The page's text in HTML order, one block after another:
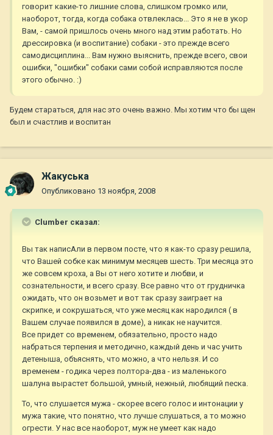
говорит какие-то лишние слова, слишком громко или,
наоборот, тогда, когда собака отвлеклась... Это я не в укор
Вам, - самой пришлось очень много над этим работать. Но
дрессировка (и воспитание) собаки - это прежде всего
самодисциплина... Вам нужно выяснить, прежде всего, свои
ошибки, "ошибки" собаки сами собой исправляются после
этого обычно. :)
Будем стараться, для нас это очень важно. Мы хотим что бы щен
был и счастлив и воспитан
Жакуська
Опубликовано 13 ноября, 2008
Clumber сказал:
Вы так написАли в первом посте, что я как-то сразу решила,
что Вашей собке как минимум месяцев шесть. Три месяца это
же совсем кроха, а Вы от него хотите и любви, и
сознательности, и всего сразу. Все равно что от грудничка
ожидать, что он возьмет и вот так сразу заиграет на
скрипке, и сокрушаться, что уже месяц как народился ( в
Вашем случае появился в доме), а никак не научится.
Все придет со временем, обязательно, просто надо
набраться терпения и методично, каждый день и час учить
детеныша, объяснять, что можно, а что нельзя. И со
временем - годика через полтора-два - из маленького
шалуна вырастет большой, умный, нежный, любящий песка.
То, что слушается мужа - скорее всего голос и интонации у
мужа такие, что понятно, что лучше слушаться, а то можно
огрести. У нас все наоборот, муж не умеет как надо